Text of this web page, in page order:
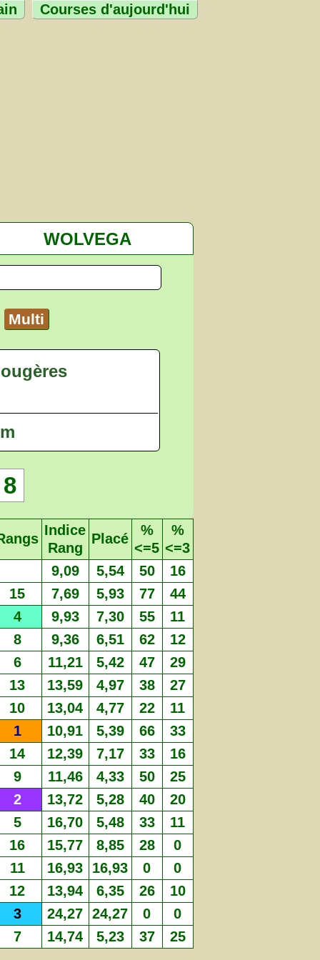
Courses d'aujourd'hui
WOLVEGA
Multi
8
Indice
Rang
Placé
%
<=5
%
<=3
9,09
5,54 50
16
15
7,69 5,93 77
44
4
9,93 7,30 55
11
8
9,36 6,51 62
12
6
11,21 5,42 47
29
13
13,59 4,97 38
27
10
13,04 4,77 22
11
1
10,91 5,39 66
33
14
12,39 7,17 33
16
9
11,46 4,33 50
25
2
13,72 5,28 40
20
5
16,70 5,48 33
11
16
15,77 8,85 28
0
11
16,93 16,93 0
0
12
13,94 6,35 26
10
3
24,27 24,27 0
0
7
14,74 5,23 37 25